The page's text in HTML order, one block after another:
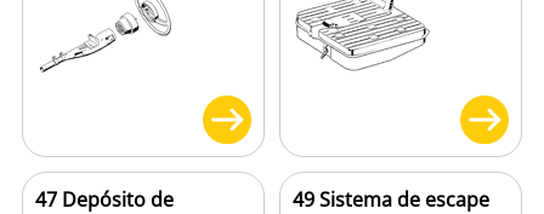
47 Depósito de
49 Sistema de escape